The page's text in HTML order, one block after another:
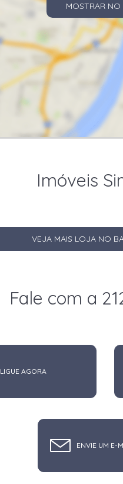
MOSTRAR NO
Imóveis
VEJA MAIS LOJA NO
Fale com a
LIGUE AGORA
ENVIE UM E-